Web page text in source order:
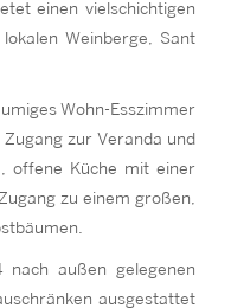
einen vielschichtigen
Weinberge, Sant
Wohn-Esszimmer
zur Veranda und
offene Küche mit einer
zu einem großen,
außen gelegenen
ausgestattet